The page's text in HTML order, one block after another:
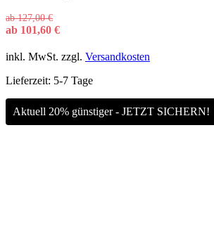
ab127,00€
ab 101,60 €
inkl. MwSt. zzgl. Versandkosten
Lieferzeit: 5-7 Tage
Aktuell 20% günstiger - JETZT SICHERN!